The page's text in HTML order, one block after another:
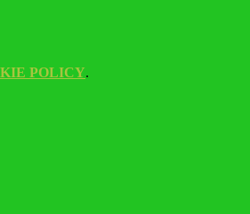
POLICY.